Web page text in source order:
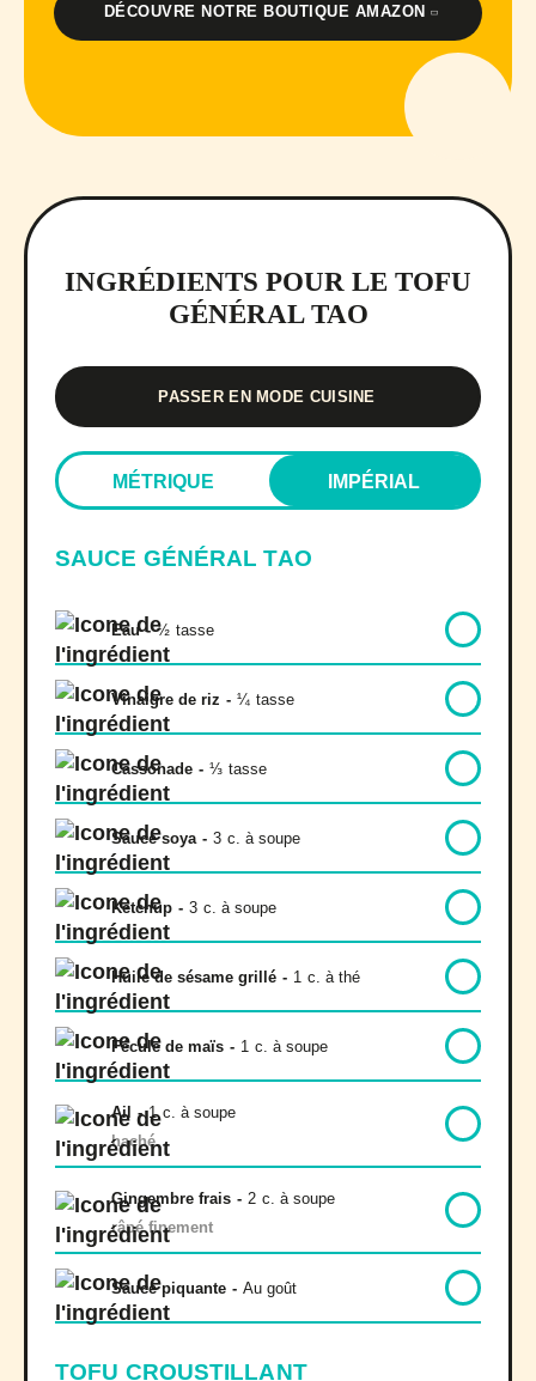
DÉCOUVRE NOTRE BOUTIQUE AMAZON
INGRÉDIENTS POUR LE TOFU
GÉNÉRAL TAO
PASSER EN MODE CUISINE
MÉTRIQUE IMPÉRIAL
SAUCE GÉNÉRAL TAO
Eau - ½ tasse
Vinaigre de riz - ¼ tasse
Cassonade - ⅓ tasse
Sauce soya - 3 c. à soupe
Ketchup - 3 c. à soupe
Huile de sésame grillé - 1 c. à thé
Fécule de maïs - 1 c. à soupe
Ail - 1 c. à soupe
haché
Gingembre frais - 2 c. à soupe
râpé finement
Sauce piquante - Au goût
TOFU CROUSTILLANT